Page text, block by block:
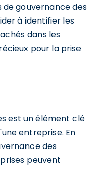
gouvernance des
à identifier les
dans les
pour la prise
est un élément clé
entreprise. En
des
peuvent